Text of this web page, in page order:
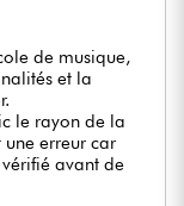
de musique,
et la
le rayon de la
erreur car
avant de